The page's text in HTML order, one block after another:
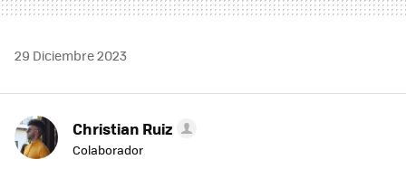
29 Diciembre 2023
Christian Ruiz
Colaborador